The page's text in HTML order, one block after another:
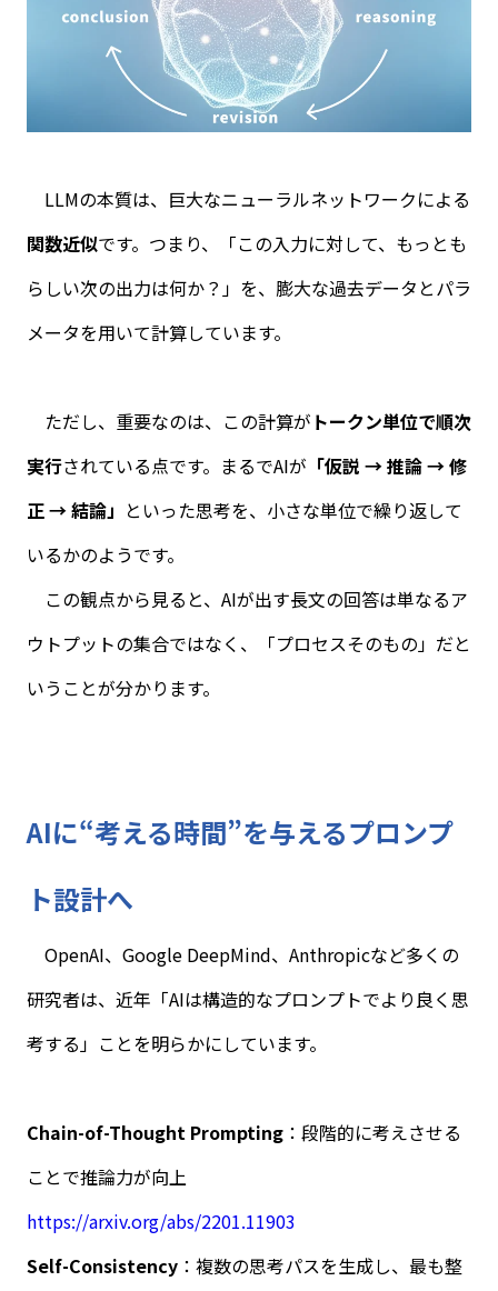
LLMの本質は、巨大なニューラルネットワークによる
関数近似です。つまり、「この入力に対して、もっとも
らしい次の出力は何か？」を、膨大な過去データとパラ
メータを用いて計算しています。
ただし、重要なのは、この計算が トークン単位で順次
実行されている点です。まるでAIが 「仮説 → 推論 → 修
正 → 結論」 といった思考を、小さな単位で繰り返して
いるかのようです。
この観点から見ると、 AIが出す長文の回答は単なるア
ウトプットの集合ではなく、「プロセスそのもの」だと
いうことが分かります。
AIに“考える時間”を与えるプロンプ
ト設計へ
OpenAI、 Google DeepMind、 Anthropicなど多くの
研究者は、近年「AIは構造的なプロンプトでより良く思
考する」ことを明らかにしています。
Chain-of-Thought Prompting ：段階的に考えさせる
ことで推論力が向上
https://arxiv.org/abs/2201.11903
Self-Consistency ：複数の思考パスを生成し、最も整